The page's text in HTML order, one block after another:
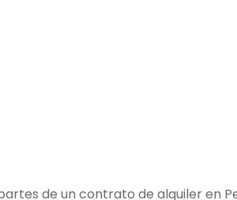
de un contrato de alquiler en